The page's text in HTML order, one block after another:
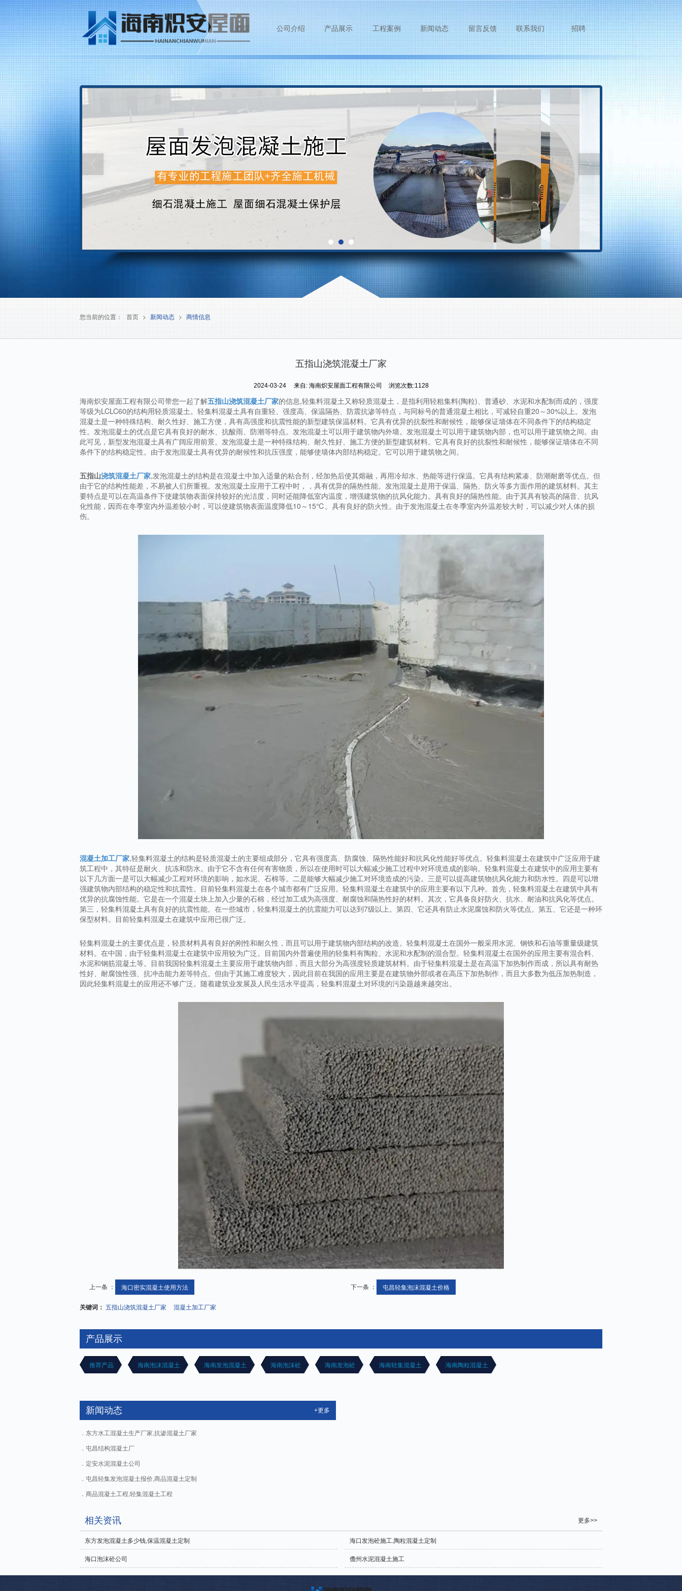
首页 公司介绍 产品展示 工程案例 新闻动态 留言反馈 联系我们 招聘
您当前的位置： 首页 > 新闻动态 > 商情信息
五指山浇筑混凝土厂家
2024-03-24 来自: 海南炽安屋面工程有限公司 浏览次数:1128
海南炽安屋面工程有限公司带您一起了解五指山浇筑混凝土厂家的信息,轻集料混凝土又称轻质混凝土，是指利用轻粗集料(陶粒)、普通砂、水泥和水配制而成的，强度
等级为LCLC60的结构用轻质混凝土。轻集料混凝土具有自重轻、强度高、保温隔热、防震抗渗等特点，与同标号的普通混凝土相比，可减轻自重20～30%以上。发泡
混凝土是一种特殊结构、耐久性好、施工方便，具有高强度和抗震性能的新型建筑保温材料。它具有优异的抗裂性和耐候性，能够保证墙体在不同条件下的结构稳定
性。发泡混凝土的优点是它具有良好的耐水、抗酸雨、防潮等特点。发泡混凝土可以用于建筑物内外墙。发泡混凝土可以用于建筑物内部，也可以用于建筑物之间。由
此可见，新型发泡混凝土具有广阔应用前景。发泡混凝土是一种特殊结构、耐久性好、施工方便的新型建筑材料。它具有良好的抗裂性和耐候性，能够保证墙体在不同
条件下的结构稳定性。由于发泡混凝土具有优异的耐候性和抗压强度，能够使墙体内部结构稳定。它可以用于建筑物之间。
五指山浇筑混凝土厂家,发泡混凝土的结构是在混凝土中加入适量的粘合剂，经加热后使其熔融，再用冷却水、热能等进行保温。它具有结构紧凑、防潮耐磨等优点。但
由于它的结构性能差，不易被人们所重视。发泡混凝土应用于工程中时，，具有优异的隔热性能。发泡混凝土是用于保温、隔热、防火等多方面作用的建筑材料。其主
要特点是可以在高温条件下使建筑物表面保持较好的光洁度，同时还能降低室内温度，增强建筑物的抗风化能力。具有良好的隔热性能。由于其具有较高的隔音、抗风
化性能，因而在冬季室内外温差较小时，可以使建筑物表面温度降低10～15℃。具有良好的防火性。由于发泡混凝土在冬季室内外温差较大时，可以减少对人体的损
伤。
混凝土加工厂家,轻集料混凝土的结构是轻质混凝土的主要组成部分，它具有强度高、防腐蚀、隔热性能好和抗风化性能好等优点。轻集料混凝土在建筑中广泛应用于建
筑工程中，其特征是耐火、抗冻和防水。由于它不含有任何有害物质，所以在使用时可以大幅减少施工过程中对环境造成的影响。轻集料混凝土在建筑中的应用主要有
以下几方面一是可以大幅减少工程对环境的影响，如水泥、石棉等。二是能够大幅减少施工对环境造成的污染。三是可以提高建筑物抗风化能力和防水性。四是可以增
强建筑物内部结构的稳定性和抗震性。目前轻集料混凝土在各个城市都有广泛应用。轻集料混凝土在建筑中的应用主要有以下几种。首先，轻集料混凝土在建筑中具有
优异的抗腐蚀性能。它是在一个混凝土块上加入少量的石棉，经过加工成为高强度、耐腐蚀和隔热性好的材料。其次，它具备良好防火、抗水、耐油和抗风化等优点。
第三，轻集料混凝土具有良好的抗震性能。在一些城市，轻集料混凝土的抗震能力可以达到7级以上。第四、它还具有防止水泥腐蚀和防火等优点。第五、它还是一种环
保型材料。目前轻集料混凝土在建筑中应用已很广泛。
轻集料混凝土的主要优点是，轻质材料具有良好的刚性和耐久性，而且可以用于建筑物内部结构的改造。轻集料混凝土在国外一般采用水泥、钢铁和石油等重量级建筑
材料。在中国，由于轻集料混凝土在建筑中应用较为广泛。目前国内外普遍使用的轻集料有陶粒、水泥和水配制的混合型。轻集料混凝土在国外的应用主要有混合料、
水泥和钢筋混凝土等。目前我国轻集料混凝土主要应用于建筑物内部，而且大部分为高强度轻质建筑材料。由于轻集料混凝土是在高温下加热制作而成，所以具有耐热
性好、耐腐蚀性强、抗冲击能力差等特点。但由于其施工难度较大，因此目前在我国的应用主要是在建筑物外部或者在高压下加热制作，而且大多数为低压加热制造，
因此轻集料混凝土的应用还不够广泛。随着建筑业发展及人民生活水平提高，轻集料混凝土对环境的污染题越来越突出。
上一条 ： 海口密实混凝土使用方法 下一条 ： 屯昌轻集泡沫混凝土价格
关键词： 五指山浇筑混凝土厂家 混凝土加工厂家
产品展示
推荐产品 海南泡沫混凝土 海南发泡混凝土 海南泡沫砼 海南发泡砼 海南轻集混凝土 海南陶粒混凝土
新闻动态 +更多
东方水工混凝土生产厂家,抗渗混凝土厂家
屯昌结构混凝土厂
定安水泥混凝土公司
屯昌轻集发泡混凝土报价,商品混凝土定制
商品混凝土工程,轻集混凝土工程
相关资讯 更多>>
东方发泡混凝土多少钱,保温混凝土定制 海口发泡砼施工,陶粒混凝土定制
海口泡沫砼公司 儋州水泥混凝土施工